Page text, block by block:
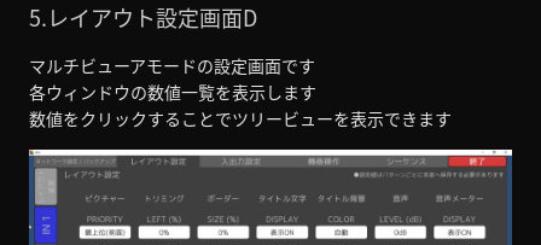
5.レイアウト設定画面D
マルチビューアモードの設定画面です
各ウィンドウの数値一覧を表示します
数値をクリックすることでツリービューを表示できます